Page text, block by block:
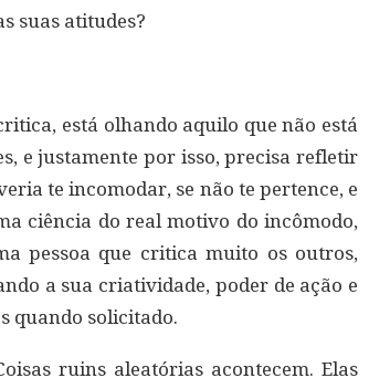
suas atitudes?
está olhando aquilo que não está
e justamente por isso, precisa refletir
te incomodar, se não te pertence, e
ciência do real motivo do incômodo,
pessoa que critica muito os outros,
a sua criatividade, poder de ação e
quando solicitado.
ruins aleatórias acontecem. Elas